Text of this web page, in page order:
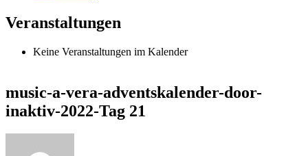
Veranstaltungen
Keine Veranstaltungen im Kalender
music-a-vera-adventskalender-door-
inaktiv-2022-Tag 21